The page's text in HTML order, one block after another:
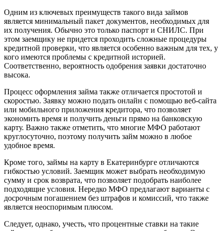
Одним из ключевых преимуществ такого вида займов
является минимальный пакет документов, необходимых для
их получения. Обычно это только паспорт и СНИЛС. При
этом заемщику не придется проходить сложные процедуры
кредитной проверки, что является особенно важным для тех, у
кого имеются проблемы с кредитной историей.
Соответственно, вероятность одобрения заявки достаточно
высока.
Процесс оформления займа также отличается простотой и
скоростью. Заявку можно подать онлайн с помощью веб-сайта
или мобильного приложения кредитора, что позволяет
экономить время и получить деньги прямо на банковскую
карту. Важно также отметить, что многие МФО работают
круглосуточно, поэтому получить займ можно в любое
удобное время.
Кроме того, займы на карту в Екатеринбурге отличаются
гибкостью условий. Заемщик может выбрать необходимую
сумму и срок возврата, что позволяет подобрать наиболее
подходящие условия. Нередко МФО предлагают варианты с
досрочным погашением без штрафов и комиссий, что также
является неоспоримым плюсом.
Следует, однако, учесть, что процентные ставки на такие